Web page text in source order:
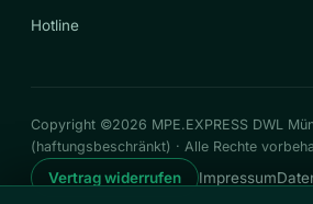
Hotline
Copyright ©2026 MPE.EXPRESS DWL
(haftungsbeschränkt) · Alle Rechte
Vertrag widerrufen Impressum